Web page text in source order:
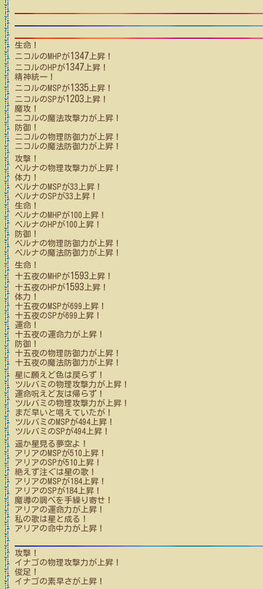
生命！
ニコルのMHPが1347上昇！
ニコルのHPが1347上昇！
精神統一！
ニコルのMSPが1335上昇！
ニコルのSPが1203上昇！
魔攻！
ニコルの魔法攻撃力が上昇！
防御！
ニコルの物理防御力が上昇！
ニコルの魔法防御力が上昇！
攻撃！
ベルナの物理攻撃力が上昇！
体力！
ベルナのMSPが33 上昇！
ベルナのSPが33 上昇！
生命！
ベルナのMHPが100 上昇！
ベルナのHPが100 上昇！
防御！
ベルナの物理防御力が上昇！
ベルナの魔法防御力が上昇！
生命！
十五夜のMHPが1593上昇！
十五夜のHPが1593上昇！
体力！
十五夜のMSPが699 上昇！
十五夜のSPが699 上昇！
運命！
十五夜の運命力が上昇！
防御！
十五夜の物理防御力が上昇！
十五夜の魔法防御力が上昇！
星に願えど色は戻らず！
ツルバミ の物理攻撃力が上昇！
運命呪えど友は帰らず！
ツルバミ の物理攻撃力が上昇！
まだ早いと唱えていたが！
ツルバミ のMSPが494上昇！
ツルバミ のSPが494上昇！
遥か星見る夢空よ！
アリアのMSPが510 上昇！
アリアのSPが510 上昇！
絶えず注ぐは星の歌！
アリアのMSPが184上昇！
アリアのSPが184上昇！
魔導の調べを手繰り寄せ！
アリアの運命力が上昇！
私の歌は星と成る！
アリアの命中力が上昇！
攻撃！
イナゴの物理攻撃力が上昇！
俊足！
イナゴの素早さが上昇！